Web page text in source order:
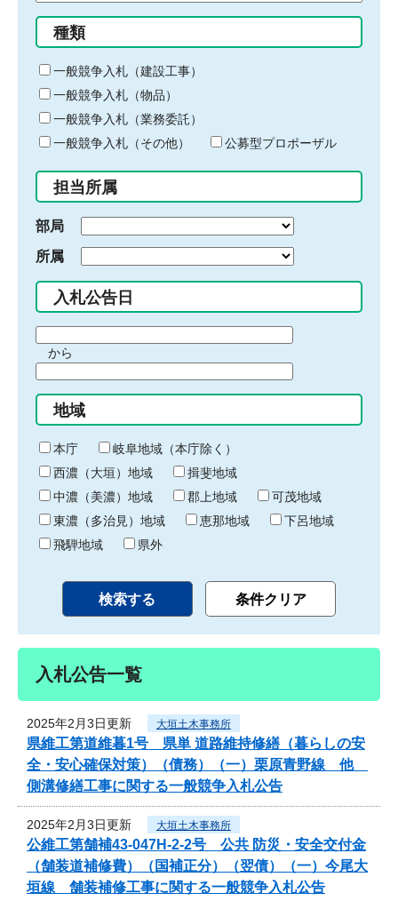
る
キ
ー
ワ
ー
ド
入
力
種類
一般競争入札（建設工事）
一般競争入札（物品）
一般競争入札（業務委託）
一般競争入札（その他）
公募型プロポーザル
担当所属
部局
所属
入札公告日
間
始
り
から
間
終
わ
り
地域
本庁
岐阜地域（本庁除く）
西濃（大垣）地域
揖斐地域
中濃（美濃）地域
郡上地域
可茂地域
東濃（多治見）地域
恵那地域
下呂地域
飛騨地域
県外
入札公告一覧
2025年2月3日更新 大垣土木事務所
県維工第道維暮1号 県単 道路維持修繕（暮らしの安
全・安心確保対策）（債務）（一）栗原青野線 他
側溝修繕工事に関する一般競争入札公告
2025年2月3日更新 大垣土木事務所
公維工第舗補43-047H-2-2号 公共 防災・安全交付金
（舗装道補修費）（国補正分）（翌債）（一）今尾大
垣線 舗装補修工事に関する一般競争入札公告